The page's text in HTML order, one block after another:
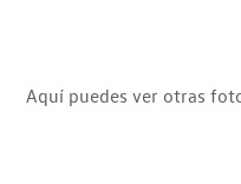
Aquí puedes ver otras